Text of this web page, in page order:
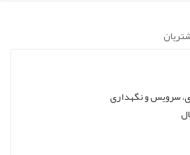
سرویس و نگهداری